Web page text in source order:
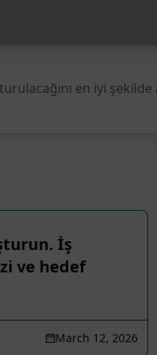
en iyi
İş
ve hedef
March 12, 2026